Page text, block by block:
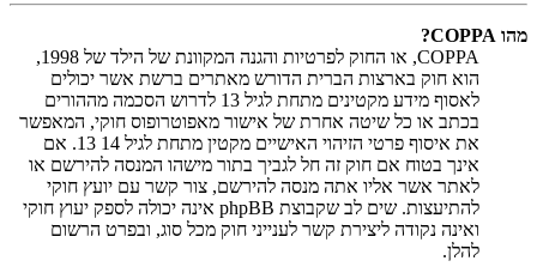
מהו COPPA?
COPPA, או החוק לפרטיות והגנה המקוונת של הילד של 1998,
הוא חוק בארצות הברית הדורש מאתרים ברשת אשר יכולים
לאסוף מידע מקטינים מתחת לגיל 13 לדרוש הסכמה מההורים
בכתב או כל שיטה אחרת של אישור מאפוטרופוס חוקי, המאפשר
את איסוף פרטי הזיהוי האישיים מקטין מתחת לגיל 14 13. אם
אינך בטוח אם חוק זה חל לגביך בתור מישהו המנסה להירשם או
לאתר אשר אליו אתה מנסה להירשם, צור קשר עם יועץ חוקי
להתיעצות. שים לב שקבוצת phpBB אינה יכולה לספק יעוץ חוקי
ואינה נקודה ליצירת קשר לענייני חוק מכל סוג, ובפרט הרשום
להלן.